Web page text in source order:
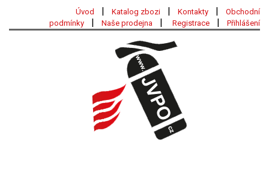
Úvod | Katalog zbozi | Kontakty |
Obchodní
podmínky
| Naše prodejna | Registrace | Přihlášení